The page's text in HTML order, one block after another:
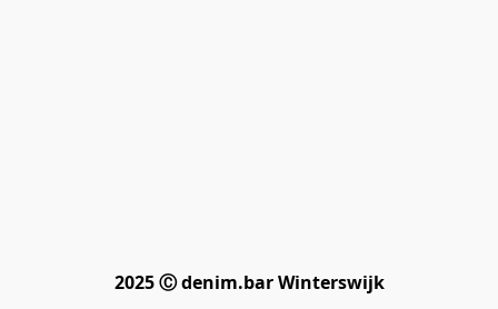
2025 Ⓒ denim.bar Winterswijk